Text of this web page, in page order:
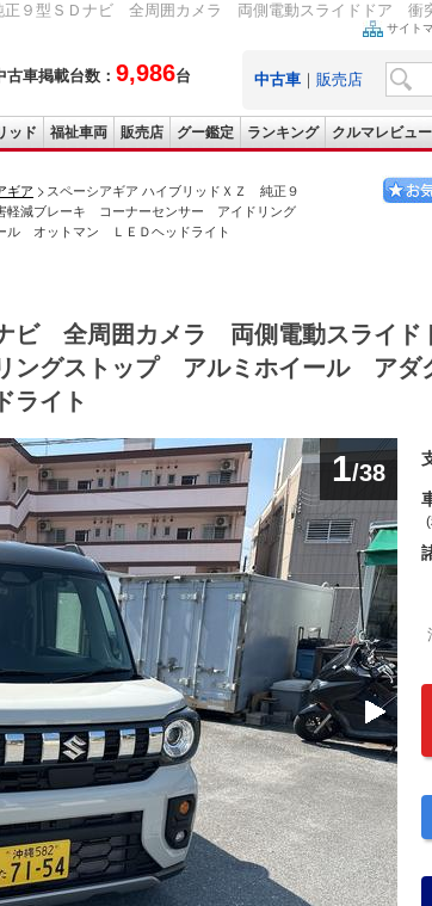
正９型ＳＤナビ 全周囲カメラ 両側電動スライドドア
古車掲載台数： 9,986台
サイト
中古車 ｜ 販売店
ッド 福祉車両 販売店 グー鑑定 ランキング クルマレビュー
ギア
スペーシアギア ハイブリッドＸＺ 純正９
減ブレーキ コーナーセンサー アイドリング
ル オットマン ＬＥＤヘッドライト
ビ 全周囲カメラ 両側電動スライド
グストップ アルミホイール アダ
ライト
1/38